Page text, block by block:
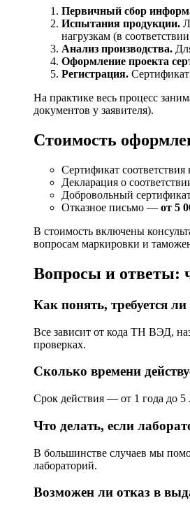
Первичный сбор
Испытания продукции.
нагрузкам (в
Анализ производства.
Оформление проекта
Регистрация.
На практике весь процесс
документов у заявителя).
Стоимость
Сертификат
Декларация о
Добровольный
Отказное письмо — от 5
В стоимость включены
вопросам маркировки и
Вопросы и ответы:
Как понять, требуется
Все зависит от кода ТН ВЭД,
проверках.
Сколько времени
Срок действия — от 1 года до 5
Что делать, если
В большинстве случаев мы
лабораторий.
Возможен ли отказ в